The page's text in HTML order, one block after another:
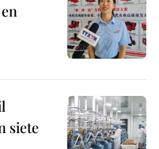
siete